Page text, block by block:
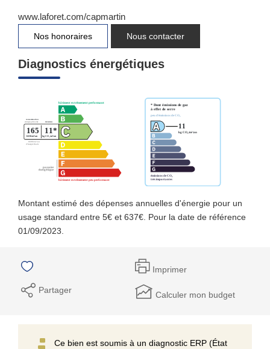
www.laforet.com/capmartin
Nos honoraires Nous contacter
Diagnostics énergétiques
Montant estimé des dépenses annuelles d'énergie pour un
usage standard entre 5€ et 637€. Pour la date de référence
01/09/2023.
Imprimer
Partager Calculer mon budget
Ce bien est soumis à un diagnostic ERP (État